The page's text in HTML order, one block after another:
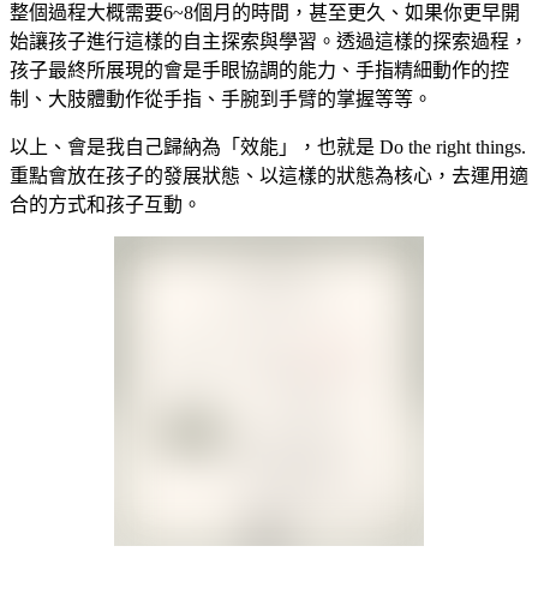
整個過程大概需要6~8個月的時間，甚至更久、如果你更早開
始讓孩子進行這樣的自主探索與學習。透過這樣的探索過程，
孩子最終所展現的會是手眼協調的能力、手指精細動作的控
制、大肢體動作從手指、手腕到手臂的掌握等等。
以上、會是我自己歸納為「效能」，也就是 Do the right things.
重點會放在孩子的發展狀態、以這樣的狀態為核心，去運用適
合的方式和孩子互動。